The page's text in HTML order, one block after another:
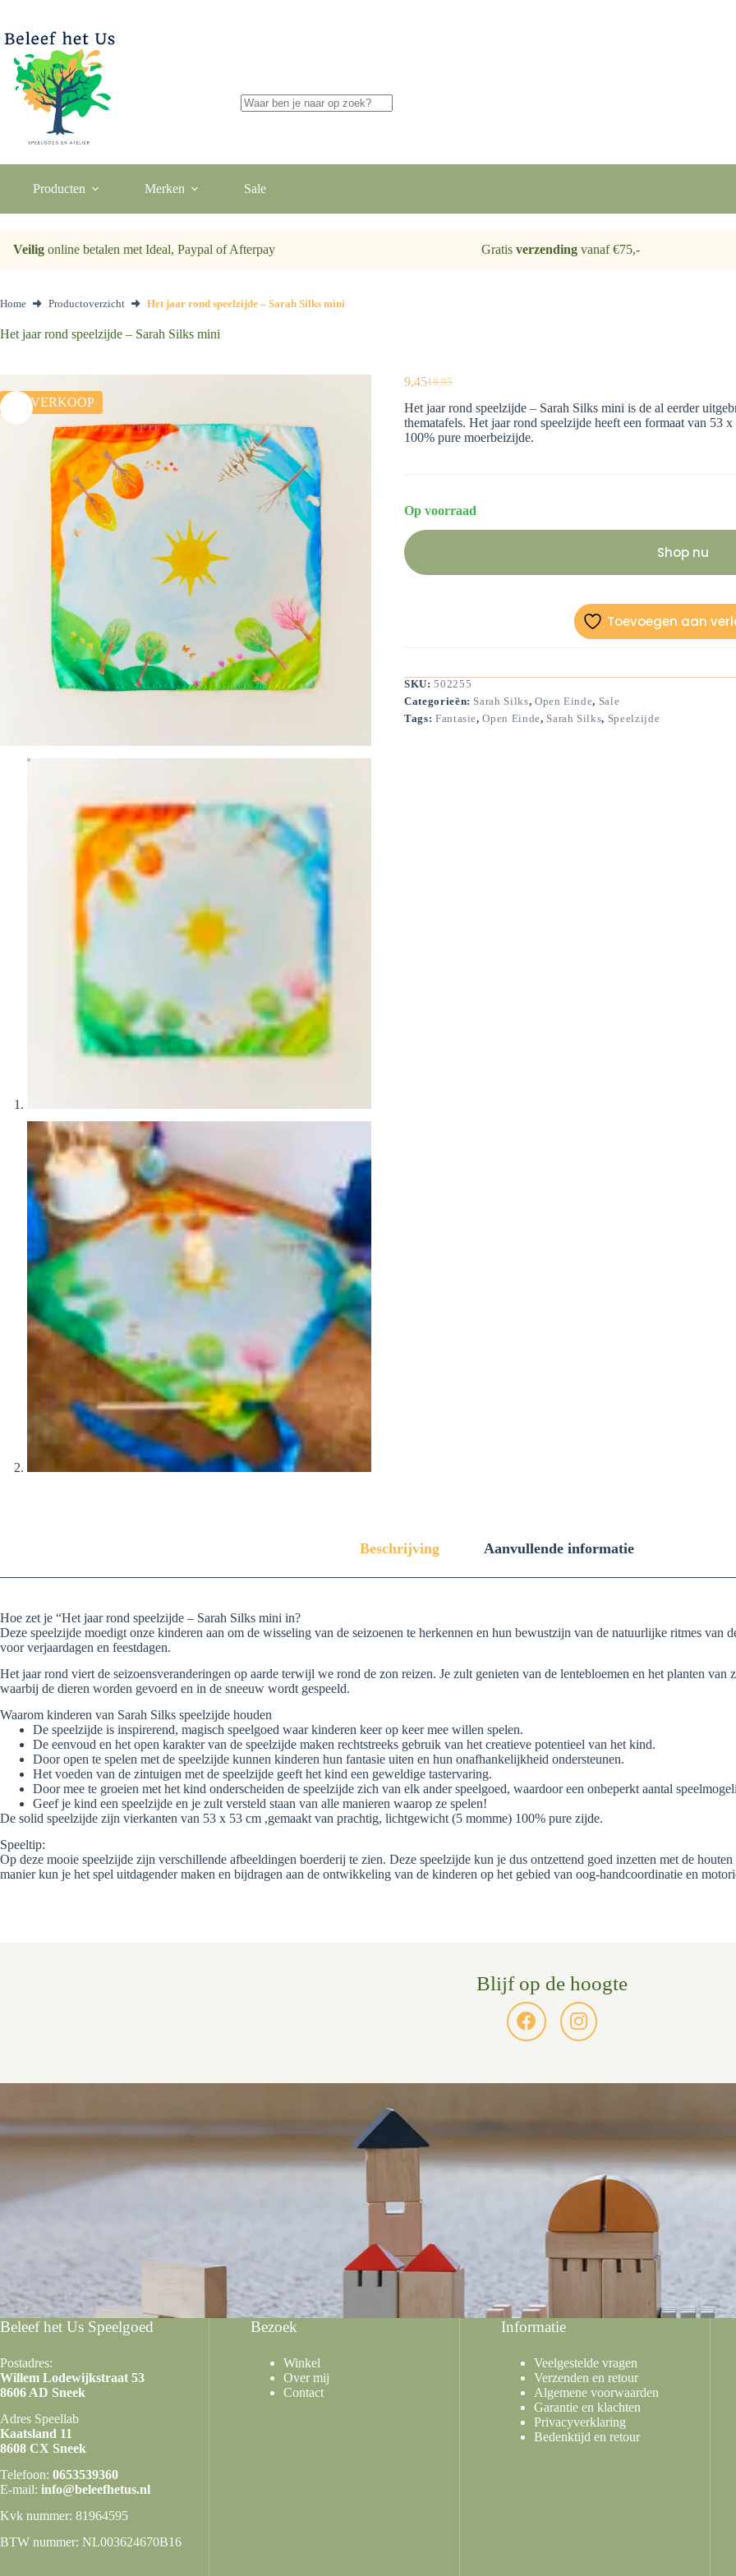
de
inhoud
Producten Merken Sale
Veilig online betalen met Ideal, Paypal of Afterpay Gratis verzendingvanaf €75,-
Home Productoverzicht Het jaar rond speelzijde – Sarah Silks mini
Het jaar rond speelzijde – Sarah Silks mini
UITVERKOOP
18,95
Oorspronkelijke
prijs
was:
€18,95.
9,45Huidige
prijs
is:
€9,45.
Het jaar rond speelzijde – Sarah Silks mini is de al eerder
thematafels. Het jaar rond speelzijde heeft een formaat van 53
100% pure moerbeizijde.
Op voorraad
Shop nu
Toevoegen aan
SKU:502255
Categorieën: Sarah Silks, Open Einde, Sale
Tags: Fantasie,Open Einde, Sarah Silks, Speelzijde
Beschrijving Aanvullende informatie
Hoe zet je “Het jaar rond speelzijde – Sarah Silks mini in?
Deze speelzijde moedigt onze kinderen aan om de wisseling van de seizoenen te herkennen en hun bewustzijn van de natuurlijke ritmes van
voor verjaardagen en feestdagen.
Het jaar rond viert de seizoensveranderingen op aarde terwijl we rond de zon reizen. Je zult genieten van de lentebloemen en het planten
waarbij de dieren worden gevoerd en in de sneeuw wordt gespeeld.
Waarom kinderen van Sarah Silks speelzijde houden
De speelzijde is inspirerend, magisch speelgoed waar kinderen keer op keer mee willen spelen.
De eenvoud en het open karakter van de speelzijde maken rechtstreeks gebruik van het creatieve potentieel van het kind.
Door open te spelen met de speelzijde kunnen kinderen hun fantasie uiten en hun onafhankelijkheid ondersteunen.
Het voeden van de zintuigen met de speelzijde geeft het kind een geweldige tastervaring.
Door mee te groeien met het kind onderscheiden de speelzijde zich van elk ander speelgoed, waardoor een onbeperkt aantal
Geef je kind een speelzijde en je zult versteld staan ​​van alle manieren waarop ze spelen!
De solid speelzijde zijn vierkanten van 53 x 53 cm ,gemaakt van prachtig, lichtgewicht (5 momme) 100% pure zijde.
Speeltip:
Op deze mooie speelzijde zijn verschillende afbeeldingen boerderij te zien. Deze speelzijde kun je dus ontzettend goed inzetten met de
manier kun je het spel uitdagender maken en bijdragen aan de ontwikkeling van de kinderen op het gebied van oog-handcoordinatie en
Blijf op de hoogte
Beleef het Us Speelgoed
Postadres:
Willem Lodewijkstraat 53
8606 AD Sneek
Adres Speellab
Kaatsland 11
8608 CX Sneek
Telefoon: 0653539360
E-mail: info@beleefhetus.nl
Kvk nummer: 81964595
BTW nummer: NL003624670B16
Bezoek
Winkel
Over mij
Contact
Informatie
Veelgestelde vragen
Verzenden en retour
Algemene voorwaarden
Garantie en klachten
Privacyverklaring
Bedenktijd en retour